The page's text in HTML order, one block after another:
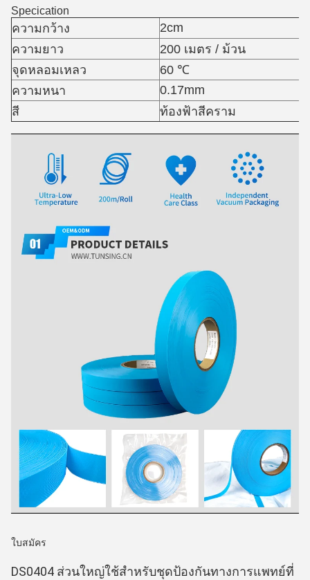
Specication
ความกว้าง
2cm
ความยาว
200 เมตร / ม้วน
จุดหลอมเหลว
60 ℃
ความหนา
0.17mm
สี
ท้องฟ้าสีคราม
ใบสมัคร
DS0404 ส่วนใหญ่ใช้สำหรับชุดป้องกันทางการแพทย์ที่